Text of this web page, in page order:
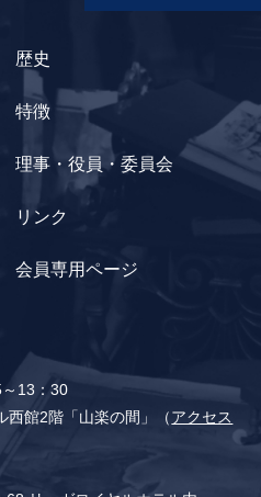
歴史
特徴
理事・役員・委員会
リンク
会員専用ページ
13：30
西館2階「山楽の間」（アクセス